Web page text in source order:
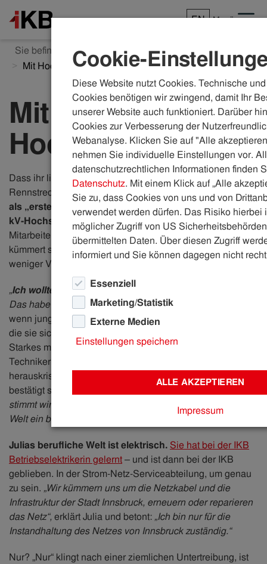
EN Menü
Sie befinden sich hier: ikb.at Karriere
Einblicke
Mit Hochspannung
Mit
Hochspannung
Dass ihr liebstes Hobby das Motorradfahren auf
Rennstrecken ist, passt irgendwie perfekt. Julia Dreindl ist
als „erstes Madl“ Österreichs
für die Arbeiten mit 110-
kV-Hochspannungsleitungen ausgebildet
. Als
Mitarbeiterin in der Strom-Netz-Serviceabteilung der IKB
kümmert sie sich aber auch um Netzangelegenheiten mit
weniger Volt.
„Ich wollte schon immer etwas Technisches machen
Das habe ich schon immer gewusst“,sagt sie. Immer,
wenn junge Menschen schon früh die Richtung wissen, in
die sie sich später orientieren wollen, schwingt da etwas
Starkes mit. Dass Julia Dreindl (22) zu den
Technikerköpfen zählt, muss sich jedenfalls ziemlich rasch
herauskristallisiert haben und mit einem Schmunzeln
bestätigt sie, dass diese Köpfe anders ticken:
stimmt wirklich. Mir kommt vor, technische Köpfe sehen die
Welt ein bisschen anders.“
Julias berufliche Welt ist elektrisch. Sie hat bei der IKB
Betriebselektrikerin gelernt– und ist dann bei der IKB
geblieben. In der Strom-Netz-Serviceabteilung, um genau
zu sein. „Wir kümmern uns um die Netzkabel und die
Infrastruktur der Stadt Innsbruck, erneuern oder reparieren
das Netz“, erklärt Julia und betont: „Ich bin nur für die
Instandhaltung des Netzes von Innsbruck zuständig.“
Nur? „Nur“ klingt nach einer ziemlichen Untertreibung, ist
Cookie-
Diese Website nutzt Cookies. Technische
Cookies benötigen wir zwingend, damit Ihr
unserer Website auch funktioniert. Darüber
Cookies zur Verbesserung der
Webanalyse. Klicken Sie auf "Alle
nehmen Sie individuelle Einstellungen vor.
datenschutzrechtlichen Informationen finden
Datenschutz. Mit einem Klick auf „Alle
Sie zu, dass Cookies von uns und von
verwendet werden dürfen. Das Risiko hierbei
möglicher Zugriff von US
übermittelten Daten. Über diesen Zugriff
informiert und Sie können dagegen nicht
Essenziell
Marketing/Statistik
Externe Medien
Einstellungen speichern
ALLE AKZEPTIEREN
Impressum